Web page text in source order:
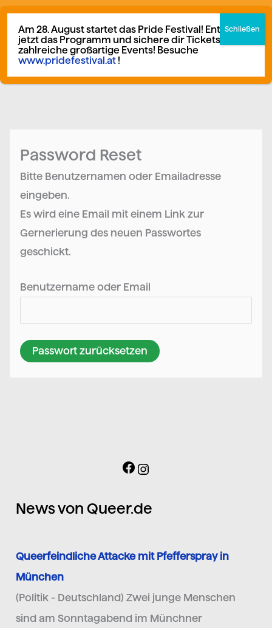
Zum
Inhalt
springen
Mitglied werden
Password Reset
Bitte Benutzernamen oder Emailadresse
eingeben.
Es wird eine Email mit einem Link zur
Gernerierung des neuen Passwortes
geschickt.
Benutzername oder Email
F
a
c
k
I
n
s
m
News von Queer.de
Queerfeindliche Attacke mit Pfefferspray in
München
(Politik - Deutschland) Zwei junge Menschen
sind am Sonntagabend im Münchner
Am 28. August startet das Pride Festival! Entdecke
jetzt das Programm und sichere dir Tickets für
zahlreiche großartige Events! Besuche
www.pridefestival.at !